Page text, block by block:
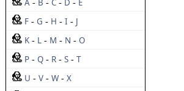
A - B - C - D - E
F - G - H - I - J
K - L - M - N - O
P - Q - R - S - T
U - V - W - X